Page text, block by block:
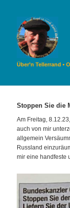
Über’n Tellerrand •
Stoppen Sie die
Am Freitag,
auch von mir
allgemein
Russland
mir eine handfeste